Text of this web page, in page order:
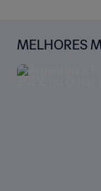
MELHORES
DO MUNDO